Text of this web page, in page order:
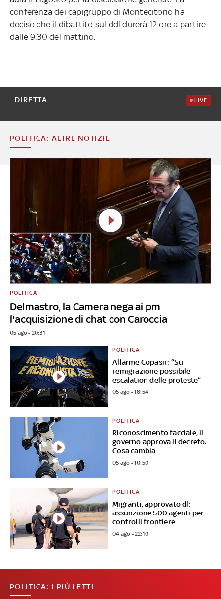
conferenza dei capigruppo di Montecitorio ha
deciso che il dibattito sul ddl durerà 12 ore a partire
dalle 9.30 del mattino.
DIRETTA LIVE
POLITICA: ALTRE NOTIZIE
Delmastro, la Camera nega ai pm
l'acquisizione di chat con Caroccia
POLITICA
05 ago - 20:31
Allarme Copasir: “Su
remigrazione possibile
escalation delle proteste”
POLITICA
05 ago - 18:54
Riconoscimento facciale, il
governo approva il decreto.
Cosa cambia
POLITICA
05 ago - 10:50
Migranti, approvato dl:
assunzione 500 agenti per
controlli frontiere
POLITICA
04 ago - 22:10
POLITICA: I PIÙ LETTI